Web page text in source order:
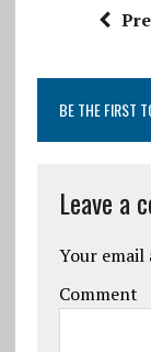
BE THE FIRST
Leave a
Your email
Comment